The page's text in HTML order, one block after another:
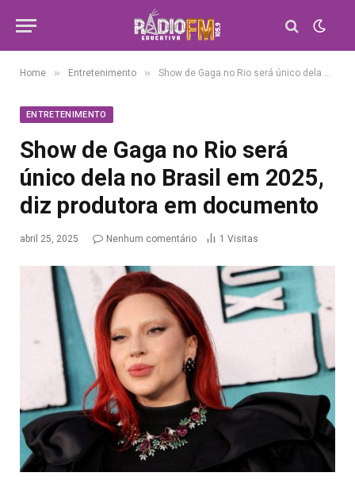
Home » Entretenimento » Show de Gaga no Rio será único dela no Brasil em 2025, diz produtora em documento
ENTRETENIMENTO
Show de Gaga no Rio será
único dela no Brasil em 2025,
diz produtora em documento
abril 25, 2025 Nenhum comentário 1 Visitas